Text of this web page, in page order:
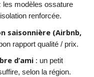
modèles ossature
renforcée.
saisonnière (Airbnb,
rapport qualité / prix.
d’ami: un petit
selon la région.